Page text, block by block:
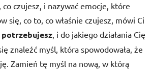
co czujesz, i nazywać emocje, które
się, co to, co właśnie czujesz, mówi Ci
, i do jakiego działania Cię
znaleźć myśl, która spowodowała, że
Zamień tę myśl na nową, w którą